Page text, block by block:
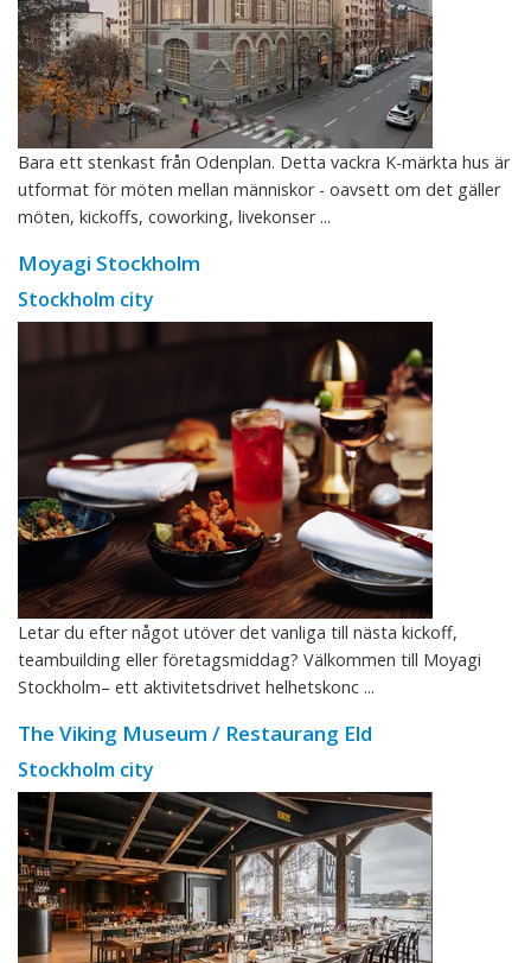
Bara ett stenkast från Odenplan. Detta vackra K-märkta hus är
utformat för möten mellan människor - oavsett om det gäller
möten, kickoffs, coworking, livekonser ...
Moyagi Stockholm
Stockholm city
Letar du efter något utöver det vanliga till nästa kickoff,
teambuilding eller företagsmiddag? Välkommen till Moyagi
Stockholm– ett aktivitetsdrivet helhetskonc ...
The Viking Museum / Restaurang Eld
Stockholm city